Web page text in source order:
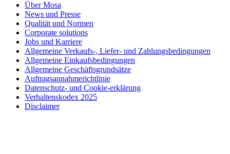
Über Mosa
News und Presse
Qualität und Normen
Corporate solutions
Jobs und Karriere
Allgemeine Verkaufs-, Liefer- und Zahlungsbedingungen
Allgemeine Einkaufsbedingungen
Allgemeine Geschäftsgrundsätze
Auftragsannahmerichtlinie
Datenschutz- und Cookie-erklärung
Verhaltenskodex 2025
Disclaimer